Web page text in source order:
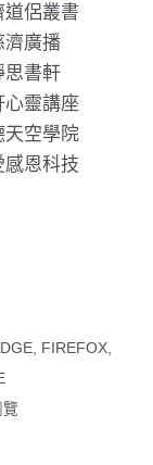
道侶叢書
濟廣播
思書軒
心靈講座
天空學院
感恩科技
FIREFOX,